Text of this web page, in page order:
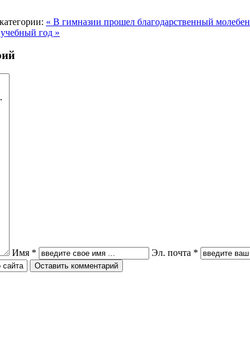
« В гимназии прошел благодарственный молебен
год »
Имя * Эл. почта *